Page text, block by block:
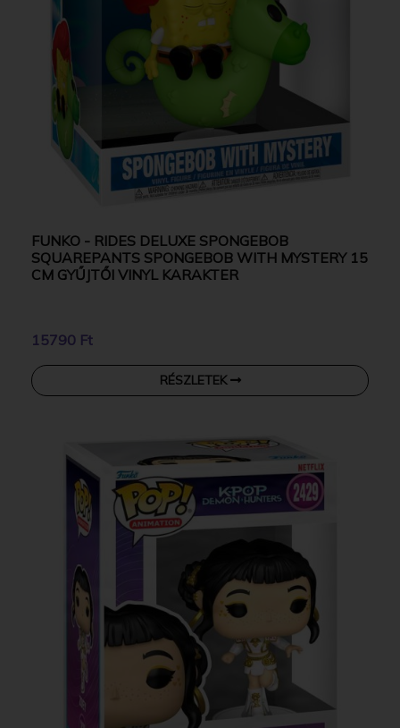
FUNKO - RIDES DELUXE SPONGEBOB
SQUAREPANTS SPONGEBOB WITH MYSTERY 15
CM GYŰJTŐI VINYL KARAKTER
15790 Ft
RÉSZLETEK